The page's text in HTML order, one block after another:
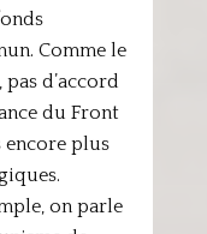
Comme le
d’accord
du Front
plus
on parle